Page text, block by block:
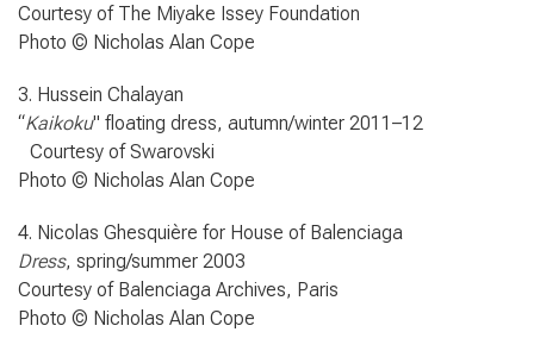
Courtesy of The Miyake Issey Foundation
Photo © Nicholas Alan Cope
3. Hussein Chalayan
“Kaikoku" floating dress, autumn/winter 2011–12
Courtesy of Swarovski
Photo © Nicholas Alan Cope
4. Nicolas Ghesquière for House of Balenciaga
Dress, spring/summer 2003
Courtesy of Balenciaga Archives, Paris
Photo © Nicholas Alan Cope